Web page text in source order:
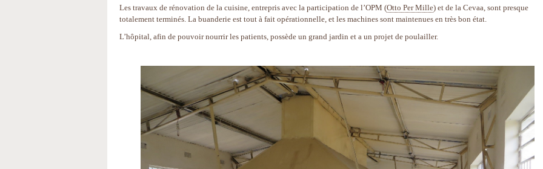
Les travaux de rénovation de la cuisine, entrepris avec la participation de l’OPM (Otto Per Mille) et de la Cevaa, sont presque
totalement terminés. La buanderie est tout à fait opérationnelle, et les machines sont maintenues en très bon état.
L’hôpital, afin de pouvoir nourrir les patients, possède un grand jardin et a un projet de poulailler.